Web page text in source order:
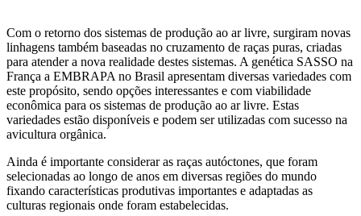
Com o retorno dos sistemas de produção ao ar livre, surgiram novas
linhagens também baseadas no cruzamento de raças puras, criadas
para atender a nova realidade destes sistemas. A genética SASSO na
França a EMBRAPA no Brasil apresentam diversas variedades com
este propósito, sendo opções interessantes e com viabilidade
econômica para os sistemas de produção ao ar livre. Estas
variedades estão disponíveis e podem ser utilizadas com sucesso na
avicultura orgânica. ́
Ainda é importante considerar as raças autóctones, que foram
selecionadas ao longo de anos em diversas regiões do mundo
fixando características produtivas importantes e adaptadas as
culturas regionais onde foram estabelecidas.